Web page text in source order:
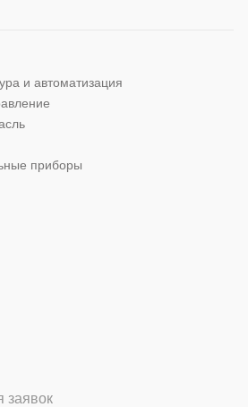
и автоматизация
приборы
заявок